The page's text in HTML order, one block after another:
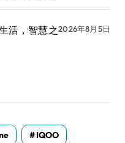
活，智慧之2026年8月5日
IQOO